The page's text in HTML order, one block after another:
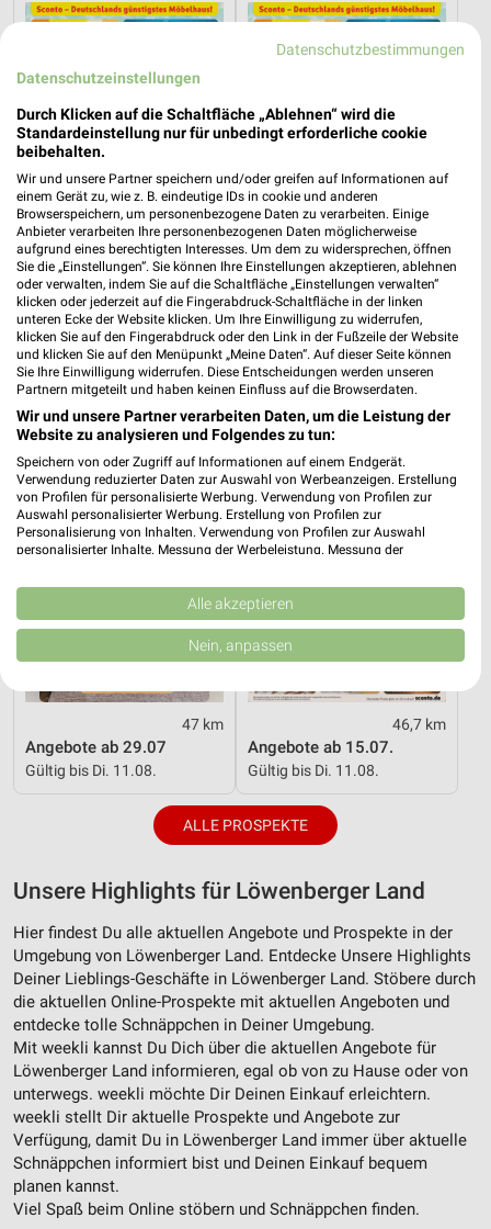
46,7 km
Angebote ab 15.07.
Gültig bis Di. 11.08.
46,7 km
Angebote ab 15.07.
Gültig bis Di. 11.08.
Höffner
47 km
Angebote ab 29.07
Gültig bis Di. 11.08.
Sconto Möbel
46,7 km
Angebote ab 15.07.
Gültig bis Di. 11.08.
ALLE PROSPEKTE
Unsere Highlights für Löwenberger Land
Hier findest Du alle aktuellen Angebote und Prospekte in der
Umgebung von Löwenberger Land. Entdecke Unsere Highlights
Deiner Lieblings-Geschäfte in Löwenberger Land. Stöbere durch
die aktuellen Online-Prospekte mit aktuellen Angeboten und
entdecke tolle Schnäppchen in Deiner Umgebung.
Mit weekli kannst Du Dich über die aktuellen Angebote für
Löwenberger Land informieren, egal ob von zu Hause oder von
unterwegs. weekli möchte Dir Deinen Einkauf erleichtern.
weekli stellt Dir aktuelle Prospekte und Angebote zur
Verfügung, damit Du in Löwenberger Land immer über aktuelle
Schnäppchen informiert bist und Deinen Einkauf bequem
planen kannst.
Viel Spaß beim Online stöbern und Schnäppchen finden.
Datenschutzbestimmungen
Datenschutzeinstellungen
Durch Klicken auf die Schaltfläche „Ablehnen“ wird die
Standardeinstellung nur für unbedingt erforderliche cookie
beibehalten.
Wir und unsere Partner speichern und/oder greifen auf Informationen auf
einem Gerät zu, wie z. B. eindeutige IDs in cookie und anderen
Browserspeichern, um personenbezogene Daten zu verarbeiten. Einige
Anbieter verarbeiten Ihre personenbezogenen Daten möglicherweise
aufgrund eines berechtigten Interesses. Um dem zu widersprechen, öffnen
Sie die „Einstellungen“. Sie können Ihre Einstellungen akzeptieren, ablehnen
oder verwalten, indem Sie auf die Schaltfläche „Einstellungen verwalten“
klicken oder jederzeit auf die Fingerabdruck-Schaltfläche in der linken
unteren Ecke der Website klicken. Um Ihre Einwilligung zu widerrufen,
klicken Sie auf den Fingerabdruck oder den Link in der Fußzeile der Website
und klicken Sie auf den Menüpunkt „Meine Daten“. Auf dieser Seite können
Sie Ihre Einwilligung widerrufen. Diese Entscheidungen werden unseren
Partnern mitgeteilt und haben keinen Einfluss auf die Browserdaten.
Wir und unsere Partner verarbeiten Daten, um die Leistung der
Website zu analysieren und Folgendes zu tun:
Speichern von oder Zugriff auf Informationen auf einem Endgerät.
Verwendung reduzierter Daten zur Auswahl von Werbeanzeigen. Erstellung
von Profilen für personalisierte Werbung. Verwendung von Profilen zur
Auswahl personalisierter Werbung. Erstellung von Profilen zur
Personalisierung von Inhalten. Verwendung von Profilen zur Auswahl
personalisierter Inhalte. Messung der Werbeleistung. Messung der
Kombinationen von Daten aus verschiedenen Quellen. Entwicklung und
Verbesserung der Angebote. Verwendung reduzierter Daten zur Auswahl
von Inhalten.
Daten können außerhalb der Europäischen Union weitergegeben und in die
USA gesendet werden.
Website/App.
Partnerliste anzeigen (1 IAB-Anbieter)
Wir nutzen Ihre Daten für folgende Zwecke:
IAB-Verarbeitungszwecke:
Speichern von oder Zugriff auf Informationen
auf einem Endgerät
Verwendung reduzierter Daten zur Auswahl von
Werbeanzeigen
Erstellung von Profilen für personalisierte
Werbung
Verwendung von Profilen zur Auswahl
personalisierter Werbung
Erstellung von Profilen zur Personalisierung
von Inhalten
Verwendung von Profilen zur Auswahl
personalisierter Inhalte
Messung der Werbeleistung
Alle akzeptieren
Nein, anpassen